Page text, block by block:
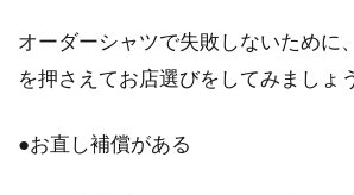
オーダーシャツで失敗しないために
を押さえてお店選びをしてみましょう
●お直し補償がある